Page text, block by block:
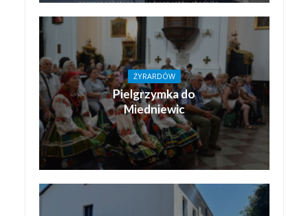
ŻYRARDÓW
Pielgrzymka do
Miedniewic